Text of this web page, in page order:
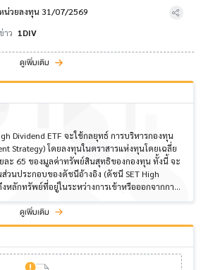
น่วยลงทุน 31/07/2569
าว 1DIV
ดูเพิ่มเติม
Dividend ETF จะใช้กลยุทธ์ การบริหารกองทุน
Strategy) โดยลงทุนในตราสารแห่งทุนโดยเฉลี่ย
ละ 65 ของมูลค่าทรัพย์สินสุทธิของกองทุน ทั้งนี้ จะ
วนประกอบของดัชนีอ้างอิง (ดัชนี SET High
หลักทรัพย์ที่อยู่ในระหว่างการเข้าหรือออกจากการ
บของดัชนีอ้างอิงด้วย และส่วนที่เหลือจะลงทุนใน
ารเงิน และ/หรือเงินฝาก ตลอดจนหลักทรัพย์หรือ
โดยวิธีอื่นตามประกาศคณะกรรมการ ก.ล.ต. หรือ
าร ก.ล.ต. กำหนดหรือให้ความเห็นชอบ โดยมี
ในการดำเนินงาน เพื่อชำระราคาหลักทรัพย์ เพื่อ
พคล่องของกองทุน
ดูเพิ่มเติม